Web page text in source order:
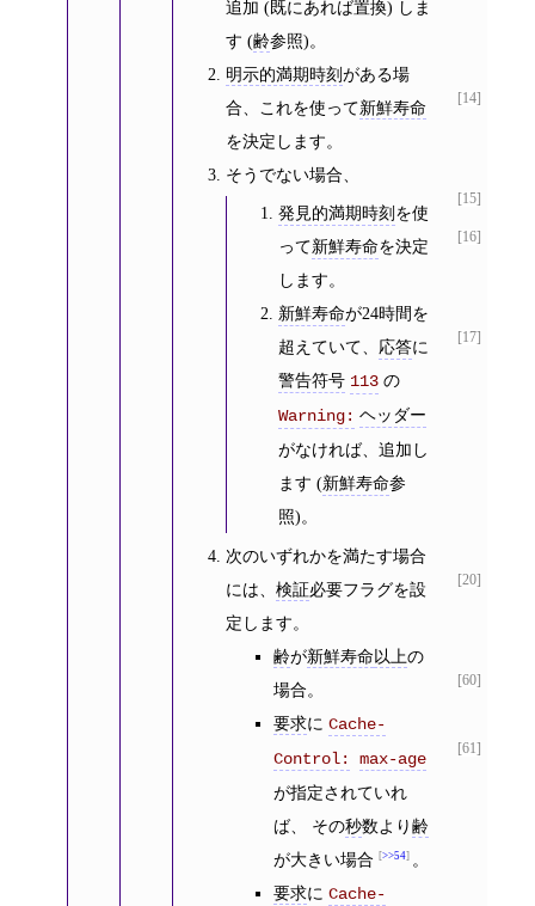
追加 (既にあれば置換) しま
す (齢参照)。
[14]
明示的満期時刻がある場
合、これを使って新鮮寿命
を決定します。
[15]
そうでない場合、
[16]
発見的満期時刻 を使
って新鮮寿命を決定
します。
[17]
新鮮寿命が24時間を
超えていて、 応答に
警告符号 113の
Warning: ヘッダー
がなければ、追加し
ます (新鮮寿命参
照)。
[20]
次のいずれかを満たす場合
には、 検証必要フラグを設
定します。
[60]
齢が新鮮寿命以上の
場合。
[61]
要求に Cache-
Control:
max-age
が指定されていれ
ば、 その秒数より齢
が大きい場合
>>54 。
要求に Cache-